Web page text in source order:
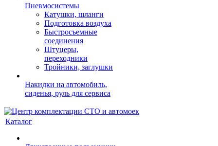
Пневмосистемы
Катушки, шланги
Подготовка воздуха
Быстросъемные
соединения
Штуцеры,
переходники
Тройники, заглушки
Накидки на автомобиль,
сиденья, руль для сервиса
Каталог